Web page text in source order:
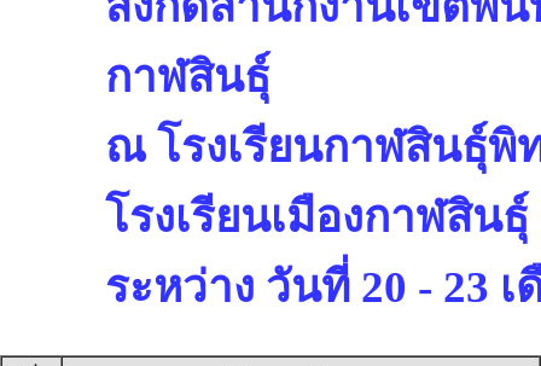
กาฬสินธุ์
ณ โรงเรียนกาฬสินธุ์พิ
โรงเรียนเมืองกาฬสิน
ระหว่าง วันที่ 20 - 23